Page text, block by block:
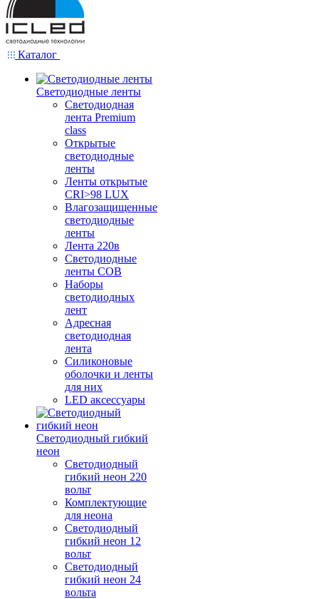
Каталог
Светодиодные ленты
Светодиодная
лента Premium
class
Открытые
светодиодные
ленты
Ленты открытые
CRI>98 LUX
Влагозащищенные
светодиодные
ленты
Лента 220в
Светодиодные
ленты COB
Наборы
светодиодных
лент
Адресная
светодиодная
лента
Силиконовые
оболочки и ленты
для них
LED аксессуары
Светодиодный гибкий
неон
Светодиодный
гибкий неон 220
вольт
Комплектующие
для неона
Светодиодный
гибкий неон 12
вольт
Светодиодный
гибкий неон 24
вольта